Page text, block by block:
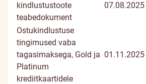
kindlustustoote
teabedokument
07.08.2025
Ostukindlustuse
tingimused vaba
tagasimaksega, Gold ja
Platinum
krediitkaartidele
01.11.2025